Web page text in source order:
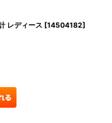
レディース [14504182]